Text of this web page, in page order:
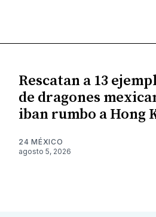
Rescatan a 13
de dragones
iban rumbo a Hong
24 MÉXICO
agosto 5, 2026